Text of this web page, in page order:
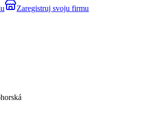
Zaregistruj svoju firmu